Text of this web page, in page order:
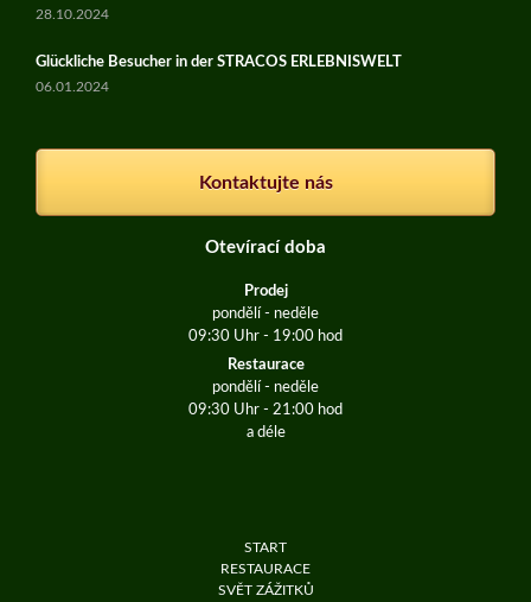
28.10.2024
Glückliche Besucher in der STRACOS ERLEBNISWELT
06.01.2024
Kontaktujte nás
Otevírací doba
Prodej
pondělí - neděle
09:30 Uhr - 19:00 hod
Restaurace
pondělí - neděle
09:30 Uhr - 21:00 hod
a déle
START
RESTAURACE
SVĚT ZÁŽITKŮ